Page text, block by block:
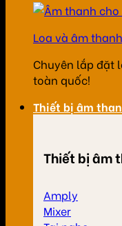
Loa và âm
Chuyên lắp đặt
toàn quốc!
Thiết bị âm
Thiết bị âm
Amply
Mixer